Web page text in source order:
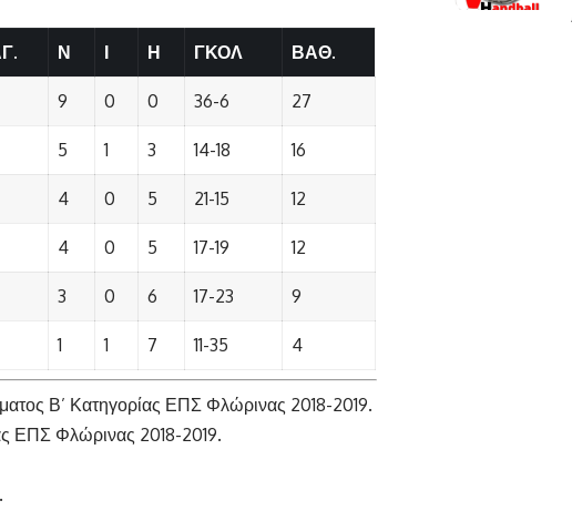
Ν Ι Η ΓΚΟΛ ΒΑΘ.
9 0 0 36-6 27
5 1 3 14-18 16
4 0 5 21-15 12
4 0 5 17-19 12
3 0 6 17-23 9
1 1 7 11-35 4
Β’ Κατηγορίας ΕΠΣ Φλώρινας 2018-2019.
ΕΠΣ Φλώρινας 2018-2019.